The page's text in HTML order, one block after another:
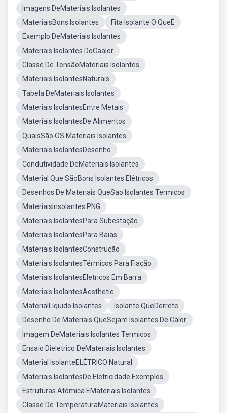
Imagens DeMateriais Isolantes
MateriaisBons Isolantes
Fita Isolante O QueÉ
Exemplo DeMateriais Isolantes
Materiais Isolantes DoCaalor
Classe De TensãoMateriais Isolantes
Materiais IsolantesNaturais
Tabela DeMateriais Isolantes
Materiais IsolantesEntre Metais
Materiais IsolantesDe Alimentos
QuaisSão OS Materiais Isolantes
Materiais IsolantesDesenho
Condutividade DeMateriais Isolantes
Material Que SãoBons Isolantes Elétricos
Desenhos De Materiais QueSao Isolantes Termicos
MateriaisInsolantes PNG
Materiais IsolantesPara Subestação
Materiais IsolantesPara Baias
Materiais IsolantesConstrução
Materiais IsolantesTérmicos Para Fiação
Materiais IsolantesEletricos Em Barra
Materiais IsolantesAesthetic
MaterialLíquido Isolantes
Isolante QueDerrete
Desenho De Materiais QueSejam Isolantes De Calor
Imagem DeMateriais Isolantes Termicos
Ensaio Dieletrico DeMateriais Isolantes
Material IsolanteELÉTRICO Natural
Materiais IsolantesDe Eletricidade Exemplos
Estruturas Atômica EMateriais Isolantes
Classe De TemperaturaMateriais Isolantes